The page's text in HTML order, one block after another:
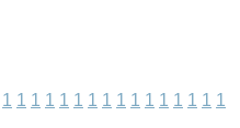
1 1 1 1 1 1 1 1 1 1 1 1 1 1 1 1